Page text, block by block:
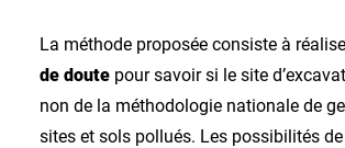
La méthode proposée consiste à
de doute pour savoir si le site
non de la méthodologie nationale de
sites et sols pollués. Les possibilités de